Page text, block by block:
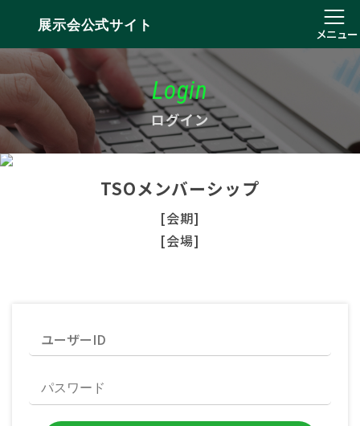
展示会公式サイト
メニュー
Login
ログイン
TSOメンバーシップ
[会期]
[会場]